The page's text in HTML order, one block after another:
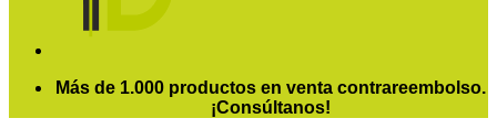
Más de 1.000 productos en venta contrareembolso.
¡Consúltanos!